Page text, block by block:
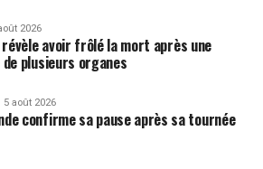
2026
révèle avoir frôlé la mort après une
plusieurs organes
5 août 2026
confirme sa pause après sa tournée